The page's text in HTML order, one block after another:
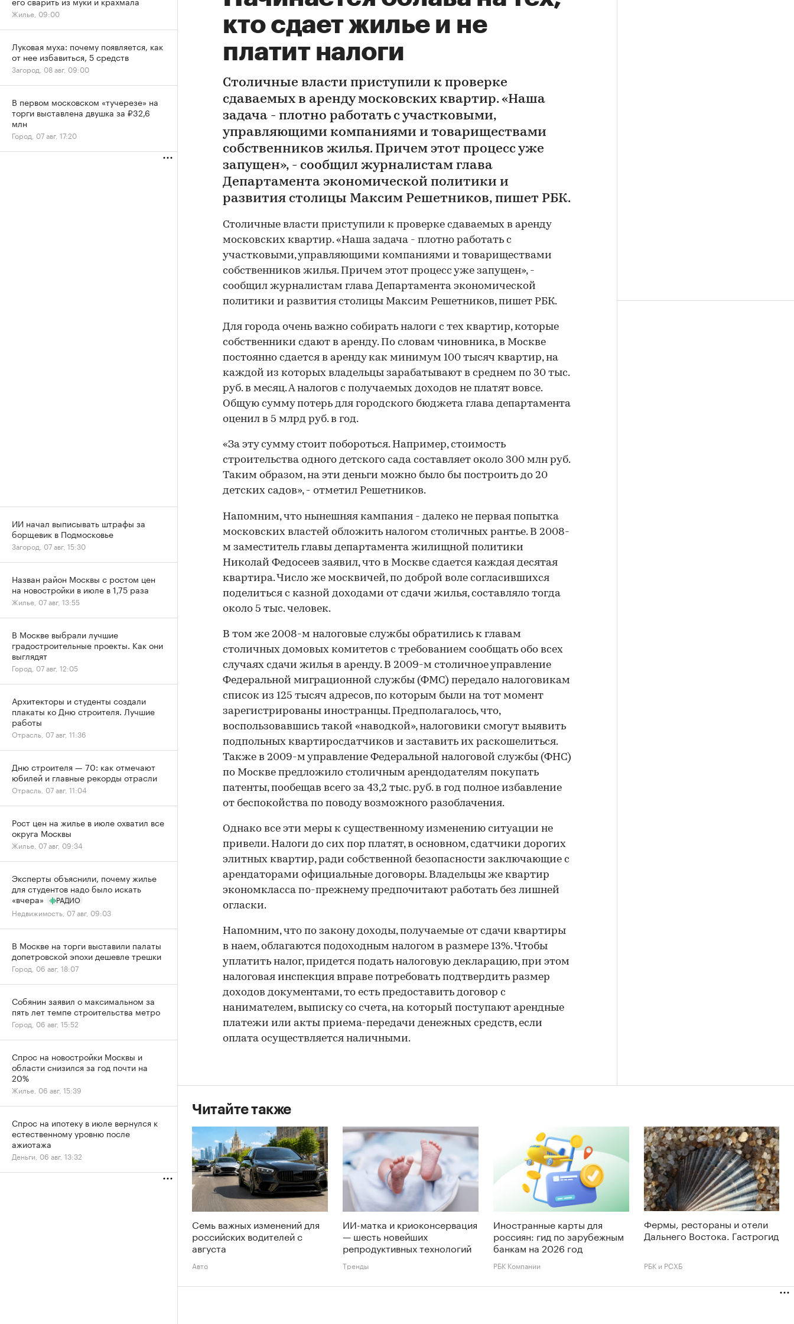
кто сдает жилье и не
платит налоги
Столичные власти приступили к проверке
сдаваемых в аренду московских квартир. «Наша
задача - плотно работать с участковыми,
управляющими компаниями и товариществами
собственников жилья. Причем этот процесс уже
запущен», - сообщил журналистам глава
Департамента экономической политики и
развития столицы Максим Решетников, пишет РБК.
Столичные власти приступили к проверке сдаваемых в аренду
московских квартир. «Наша задача - плотно работать с
участковыми, управляющими компаниями и товариществами
собственников жилья. Причем этот процесс уже запущен», -
сообщил журналистам глава Департамента экономической
политики и развития столицы Максим Решетников, пишет РБК.
Для города очень важно собирать налоги с тех квартир, которые
собственники сдают в аренду. По словам чиновника, в Москве
постоянно сдается в аренду как минимум 100 тысяч квартир, на
каждой из которых владельцы зарабатывают в среднем по 30 тыс.
руб. в месяц. А налогов с получаемых доходов не платят вовсе.
Общую сумму потерь для городского бюджета глава департамента
оценил в 5 млрд руб. в год.
«За эту сумму стоит побороться. Например, стоимость
строительства одного детского сада составляет около 300 млн руб.
Таким образом, на эти деньги можно было бы построить до 20
детских садов», - отметил Решетников.
00:00
Напомним, что нынешняя кампания - далеко не первая попытка
московских властей обложить налогом столичных рантье. В 2008-
м заместитель главы департамента жилищной политики
Николай Федосеев заявил, что в Москве сдается каждая десятая
квартира. Число же москвичей, по доброй воле согласившихся
поделиться с казной доходами от сдачи жилья, составляло тогда
около 5 тыс. человек.
В том же 2008-м налоговые службы обратились к главам
столичных домовых комитетов с требованием сообщать обо всех
случаях сдачи жилья в аренду. В 2009-м столичное управление
Федеральной миграционной службы (ФМС) передало налоговикам
список из 125 тысяч адресов, по которым были на тот момент
зарегистрированы иностранцы. Предполагалось, что,
воспользовавшись такой «наводкой», налоговики смогут выявить
подпольных квартиросдатчиков и заставить их раскошелиться.
Также в 2009-м управление Федеральной налоговой службы (ФНС)
по Москве предложило столичным арендодателям покупать
патенты, пообещав всего за 43,2 тыс. руб. в год полное избавление
от беспокойства по поводу возможного разоблачения.
Однако все эти меры к существенному изменению ситуации не
привели. Налоги до сих пор платят, в основном, сдатчики дорогих
элитных квартир, ради собственной безопасности заключающие с
арендаторами официальные договоры. Владельцы же квартир
экономкласса по-прежнему предпочитают работать без лишней
огласки.
Напомним, что по закону доходы, получаемые от сдачи квартиры
в наем, облагаются подоходным налогом в размере 13%. Чтобы
уплатить налог, придется подать налоговую декларацию, при этом
налоговая инспекция вправе потребовать подтвердить размер
доходов документами, то есть предоставить договор с
нанимателем, выписку со счета, на который поступают арендные
платежи или акты приема-передачи денежных средств, если
оплата осуществляется наличными.
Читайте также
Семь важных изменений для
российских водителей с
августа
Авто
ИИ-матка и криоконсервация
— шесть новейших
репродуктивных технологий
Тренды
Иностранные карты для
россиян: гид по зарубежным
банкам на 2026 год
РБК Компании
Фермы, рестораны и отели
Дальнего Востока. Гастрогид
РБК и РСХБ
Жилье, 09:00
Луковая муха: почему появляется, как
от нее избавиться, 5 средств
Загород, 08 авг, 09:00
В первом московском «тучерезе» на
торги выставлена двушка за ₽32,6
млн
Город, 07 авг, 17:20
ИИ начал выписывать штрафы за
борщевик в Подмосковье
Загород, 07 авг, 15:30
Назван район Москвы с ростом цен
на новостройки в июле в 1,75 раза
Жилье, 07 авг, 13:55
В Москве выбрали лучшие
градостроительные проекты. Как они
выглядят
Город, 07 авг, 12:05
Архитекторы и студенты создали
плакаты ко Дню строителя. Лучшие
работы
Отрасль, 07 авг, 11:36
Дню строителя — 70: как отмечают
юбилей и главные рекорды отрасли
Отрасль, 07 авг, 11:04
Рост цен на жилье в июле охватил все
округа Москвы
Жилье, 07 авг, 09:34
Эксперты объяснили, почему жилье
для студентов надо было искать
«вчера»
РАДИО
Недвижимость, 07 авг, 09:03
В Москве на торги выставили палаты
допетровской эпохи дешевле трешки
Город, 06 авг, 18:07
Собянин заявил о максимальном за
пять лет темпе строительства метро
Город, 06 авг, 15:52
Спрос на новостройки Москвы и
области снизился за год почти на
20%
Жилье, 06 авг, 15:39
Спрос на ипотеку в июле вернулся к
естественному уровню после
ажиотажа
Деньги, 06 авг, 13:32